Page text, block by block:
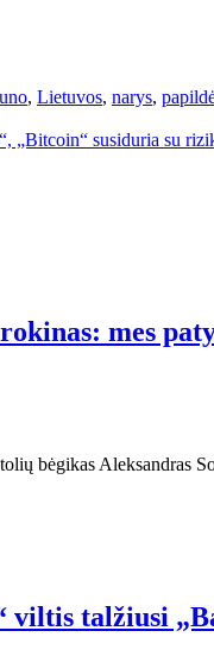
, Lietuvos, narys,
„Bitcoin“ susiduria su
mes
bėgikas Aleksandras
viltis talžiusi